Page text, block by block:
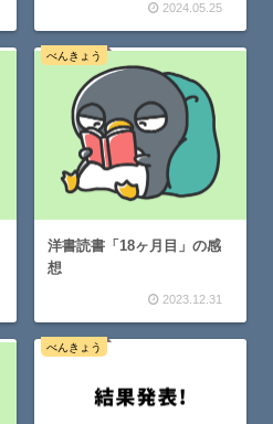
2024.05.25
べんきょう
洋書読書「18ヶ月目」の感
想
2023.12.31
べんきょう